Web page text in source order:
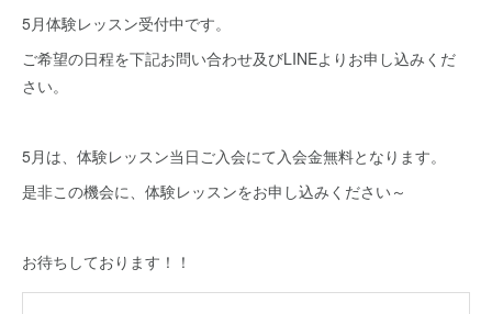
5月体験レッスン受付中です。
ご希望の日程を下記お問い合わせ及びLINEよりお申し込みくだ
さい。
5月は、体験レッスン当日ご入会にて入会金無料となります。
是非この機会に、体験レッスンをお申し込みください～
お待ちしております！！